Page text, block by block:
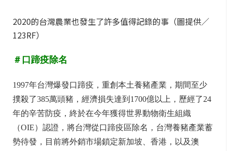
2020的台灣農業也發生了許多值得記錄的事（圖提供／
123RF）
＃口蹄疫除名
1997年台灣爆發口蹄疫，重創本土養豬產業，期間至少
撲殺了385萬頭豬，經濟損失達到1700億以上，歷經了24
年的辛苦防疫，終於在今年獲得世界動物衛生組織
（OIE）認證，將台灣從口蹄疫區除名，台灣養豬產業蓄
勢待發，目前將外銷市場鎖定新加坡、香港，以及澳